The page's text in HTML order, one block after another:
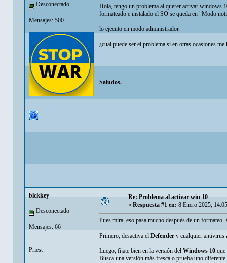
Desconectado
Mensajes: 500
Hola, tengo un problema al querer activar windows
formateado e instalado el SO se queda en "Modo
lo ejecuto en modo administrador.
¿cual puede ser el problema si en otras ocasiones
Saludos.
blckkey
Desconectado
Mensajes: 66
Priest
Re: Problema al activar win 10
« Respuesta #1 en: 8 Enero 2025,
Pues mira, eso pasa mucho después de un
Primero, desactiva el Defendery cualquier antivirus
Luego, fíjate bien en la versión del Windows 10 que
Busca una versión más fresca o prueba uno diferente.